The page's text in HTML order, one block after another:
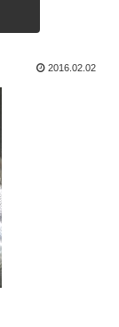
2016.02.02